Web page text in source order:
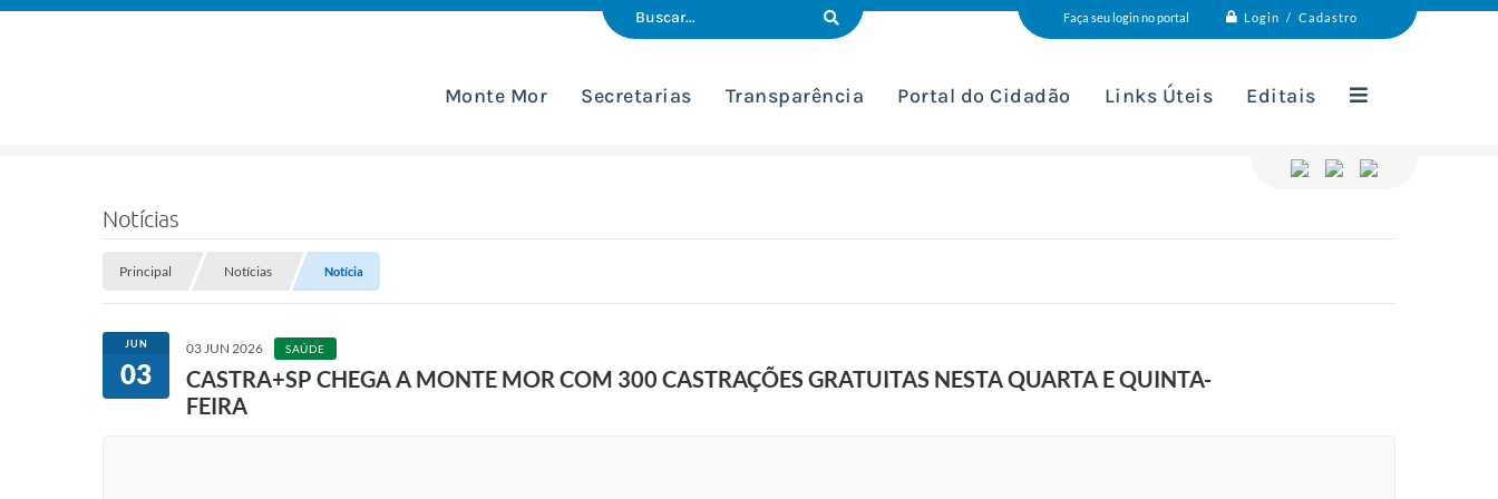
Faça seu login no portal Login / Cadastro
Monte Mor Secretarias Transparência Portal do Cidadão Links Úteis Editais
Notícias
Principal Notícias Notícia
JUN
03
03 JUN 2026 SAÚDE
CASTRA+SP CHEGA A MONTE MOR COM 300 CASTRAÇÕES GRATUITAS NESTA QUARTA E QUINTA-
FEIRA
H
r